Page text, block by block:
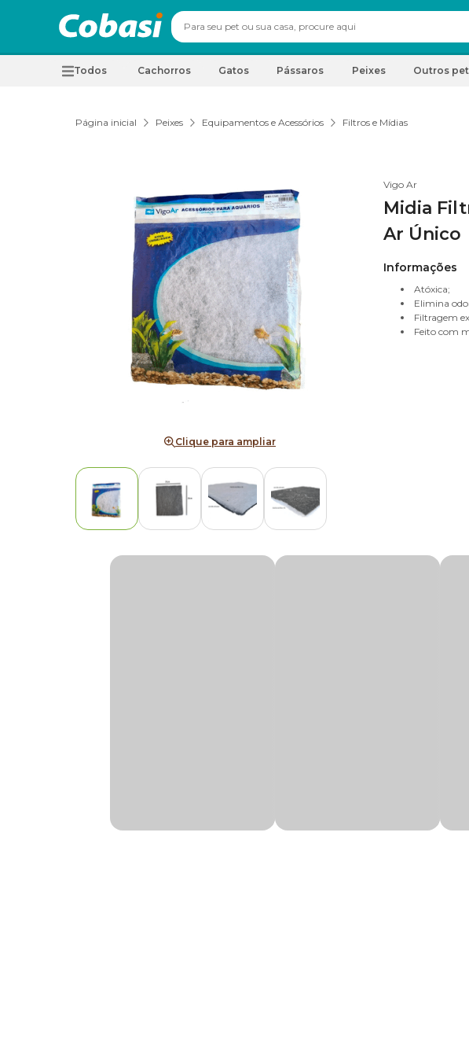
Todos Cachorros Gatos Pássaros Peixes Outros
Página inicial Peixes Equipamentos e Acessórios Filtros e Mídias
Clique para ampliar
Vigo Ar
Midia
Ar Único
Informações
Atóxica;
Elimina
Filtragem
Feito com